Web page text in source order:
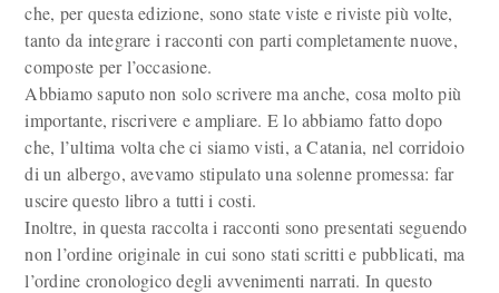
che, per questa edizione, sono state viste e riviste più volte,
tanto da integrare i racconti con parti completamente nuove,
composte per l’occasione.
Abbiamo saputo non solo scrivere ma anche, cosa molto più
importante, riscrivere e ampliare. E lo abbiamo fatto dopo
che, l’ultima volta che ci siamo visti, a Catania, nel corridoio
di un albergo, avevamo stipulato una solenne promessa: far
uscire questo libro a tutti i costi.
Inoltre, in questa raccolta i racconti sono presentati seguendo
non l’ordine originale in cui sono stati scritti e pubblicati, ma
l’ordine cronologico degli avvenimenti narrati. In questo